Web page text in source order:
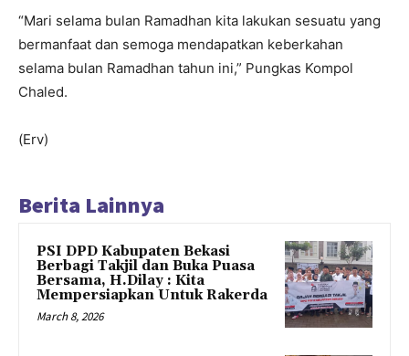
“Mari selama bulan Ramadhan kita lakukan sesuatu yang
bermanfaat dan semoga mendapatkan keberkahan
selama bulan Ramadhan tahun ini,” Pungkas Kompol
Chaled.
(Erv)
Berita Lainnya
PSI DPD Kabupaten Bekasi
Berbagi Takjil dan Buka Puasa
Bersama, H.Dilay : Kita
Mempersiapkan Untuk Rakerda
March 8, 2026